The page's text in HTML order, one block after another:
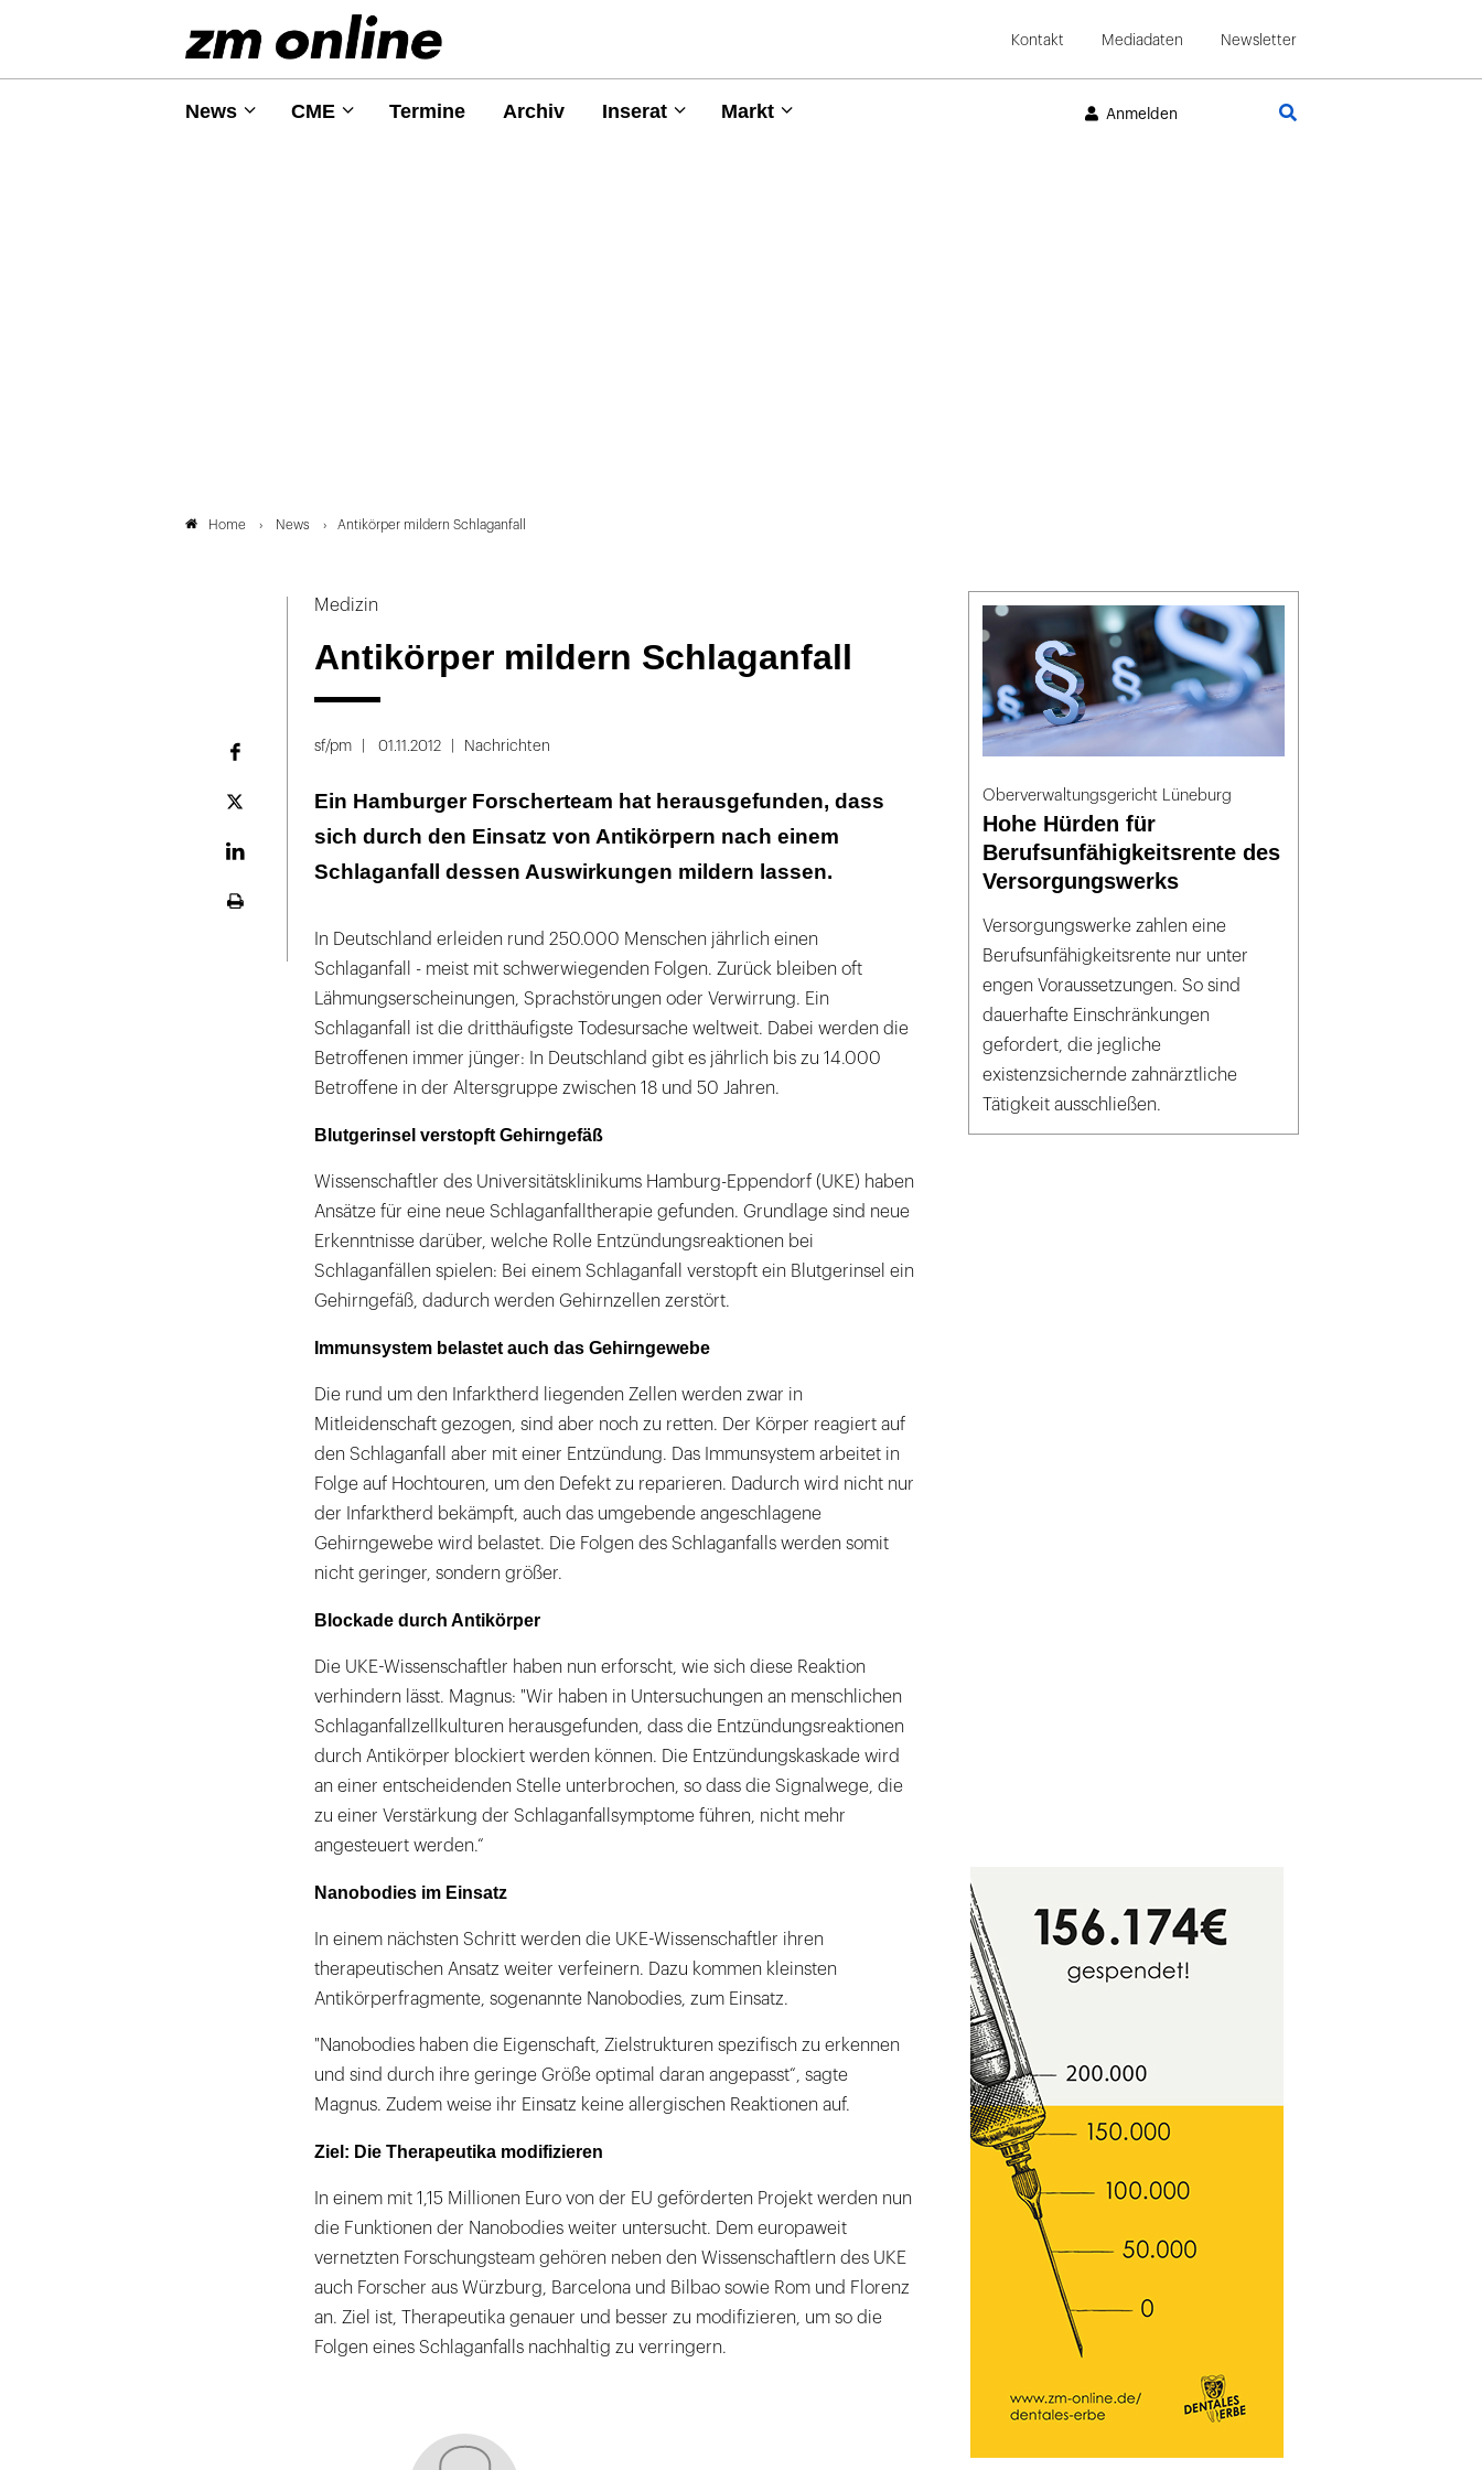
Kontakt Mediadaten Newsletter
News CME Termine Archiv Inserat Markt Anmelden
Home News Antikörper mildern Schlaganfall
Medizin
Antikörper mildern Schlaganfall
Plattform
sf/pm 01.11.2012 Nachrichten
Ein Hamburger Forscherteam hat herausgefunden, dass
sich durch den Einsatz von Antikörpern nach einem
Schlaganfall dessen Auswirkungen mildern lassen.
In Deutschland erleiden rund 250.000 Menschen jährlich einen
Schlaganfall - meist mit schwerwiegenden Folgen. Zurück bleiben oft
Lähmungserscheinungen, Sprachstörungen oder Verwirrung. Ein
Schlaganfall ist die dritthäufigste Todesursache weltweit. Dabei werden die
Betroffenen immer jünger: In Deutschland gibt es jährlich bis zu 14.000
Betroffene in der Altersgruppe zwischen 18 und 50 Jahren.
Blutgerinsel verstopft Gehirngefäß
Wissenschaftler des Universitätsklinikums Hamburg-Eppendorf (UKE) haben
Ansätze für eine neue Schlaganfalltherapie gefunden. Grundlage sind neue
Erkenntnisse darüber, welche Rolle Entzündungsreaktionen bei
Schlaganfällen spielen: Bei einem Schlaganfall verstopft ein Blutgerinsel ein
Gehirngefäß, dadurch werden Gehirnzellen zerstört.
Immunsystem belastet auch das Gehirngewebe
Die rund um den Infarktherd liegenden Zellen werden zwar in
Mitleidenschaft gezogen, sind aber noch zu retten. Der Körper reagiert auf
den Schlaganfall aber mit einer Entzündung. Das Immunsystem arbeitet in
Folge auf Hochtouren, um den Defekt zu reparieren. Dadurch wird nicht nur
der Infarktherd bekämpft, auch das umgebende angeschlagene
Gehirngewebe wird belastet. Die Folgen des Schlaganfalls werden somit
nicht geringer, sondern größer.
Blockade durch Antikörper
Die UKE-Wissenschaftler haben nun erforscht, wie sich diese Reaktion
verhindern lässt. Magnus: "Wir haben in Untersuchungen an menschlichen
Schlaganfallzellkulturen herausgefunden, dass die Entzündungsreaktionen
durch Antikörper blockiert werden können. Die Entzündungskaskade wird
an einer entscheidenden Stelle unterbrochen, so dass die Signalwege, die
zu einer Verstärkung der Schlaganfallsymptome führen, nicht mehr
angesteuert werden.“
Nanobodies im Einsatz
In einem nächsten Schritt werden die UKE-Wissenschaftler ihren
therapeutischen Ansatz weiter verfeinern. Dazu kommen kleinsten
Antikörperfragmente, sogenannte Nanobodies, zum Einsatz.
"Nanobodies haben die Eigenschaft, Zielstrukturen spezifisch zu erkennen
und sind durch ihre geringe Größe optimal daran angepasst“, sagte
Magnus. Zudem weise ihr Einsatz keine allergischen Reaktionen auf.
Ziel: Die Therapeutika modifizieren
In einem mit 1,15 Millionen Euro von der EU geförderten Projekt werden nun
die Funktionen der Nanobodies weiter untersucht. Dem europaweit
vernetzten Forschungsteam gehören neben den Wissenschaftlern des UKE
auch Forscher aus Würzburg, Barcelona und Bilbao sowie Rom und Florenz
an. Ziel ist, Therapeutika genauer und besser zu modifizieren, um so die
Folgen eines Schlaganfalls nachhaltig zu verringern.
Oberverwaltungsgericht Lüneburg
Hohe Hürden für
Berufsunfähigkeitsrente des
Versorgungswerks
Versorgungswerke zahlen eine
Berufsunfähigkeitsrente nur unter
engen Voraussetzungen. So sind
dauerhafte Einschränkungen
gefordert, die jegliche
existenzsichernde zahnärztliche
Tätigkeit ausschließen.